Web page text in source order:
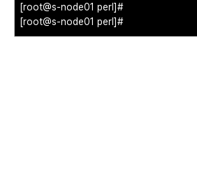
[root@s-node01 perl]#
[root@s-node01 perl]#